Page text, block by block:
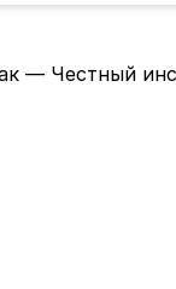
— Честный